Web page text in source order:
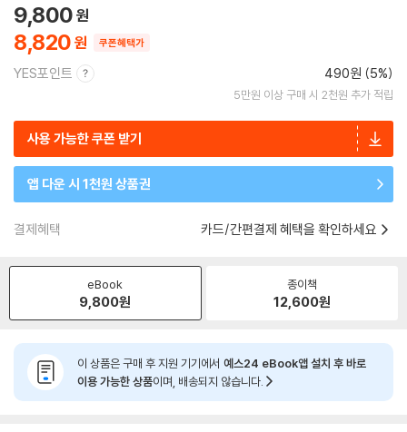
8,820
9,800
쿠폰혜택가
YES포인트 490원 (5%)
5만원 이상 구매 시 2천원 추가 적립
사용 가능한 쿠폰 받기
앱 다운 시 1천원 상품권
결제혜택 카드/간편결제 혜택을 확인하세요
eBook
9,800원
종이책
12,600원
이 상품은 구매 후 지원 기기에서 예스24 eBook앱 설치 후 바로
이용 가능한 상품이며, 배송되지 않습니다.